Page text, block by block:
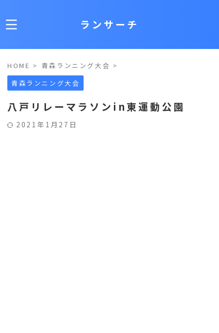
ランサーチ
HOME > 青森ランニング大会 >
青森ランニング大会
八戸リレーマラソンin東運動公園
2021年1月27日